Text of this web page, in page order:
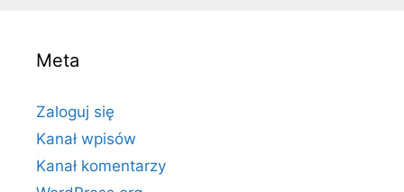
Meta
Zaloguj się
Kanał wpisów
Kanał komentarzy